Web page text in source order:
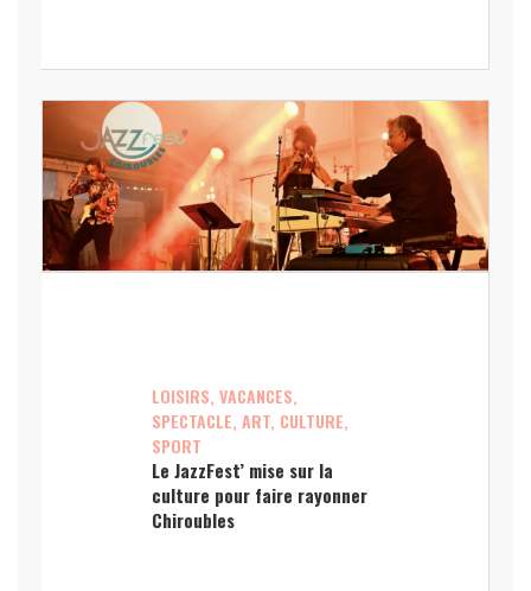
LOISIRS, VACANCES,
SPECTACLE, ART, CULTURE,
SPORT
Le JazzFest’ mise sur la
culture pour faire rayonner
Chiroubles